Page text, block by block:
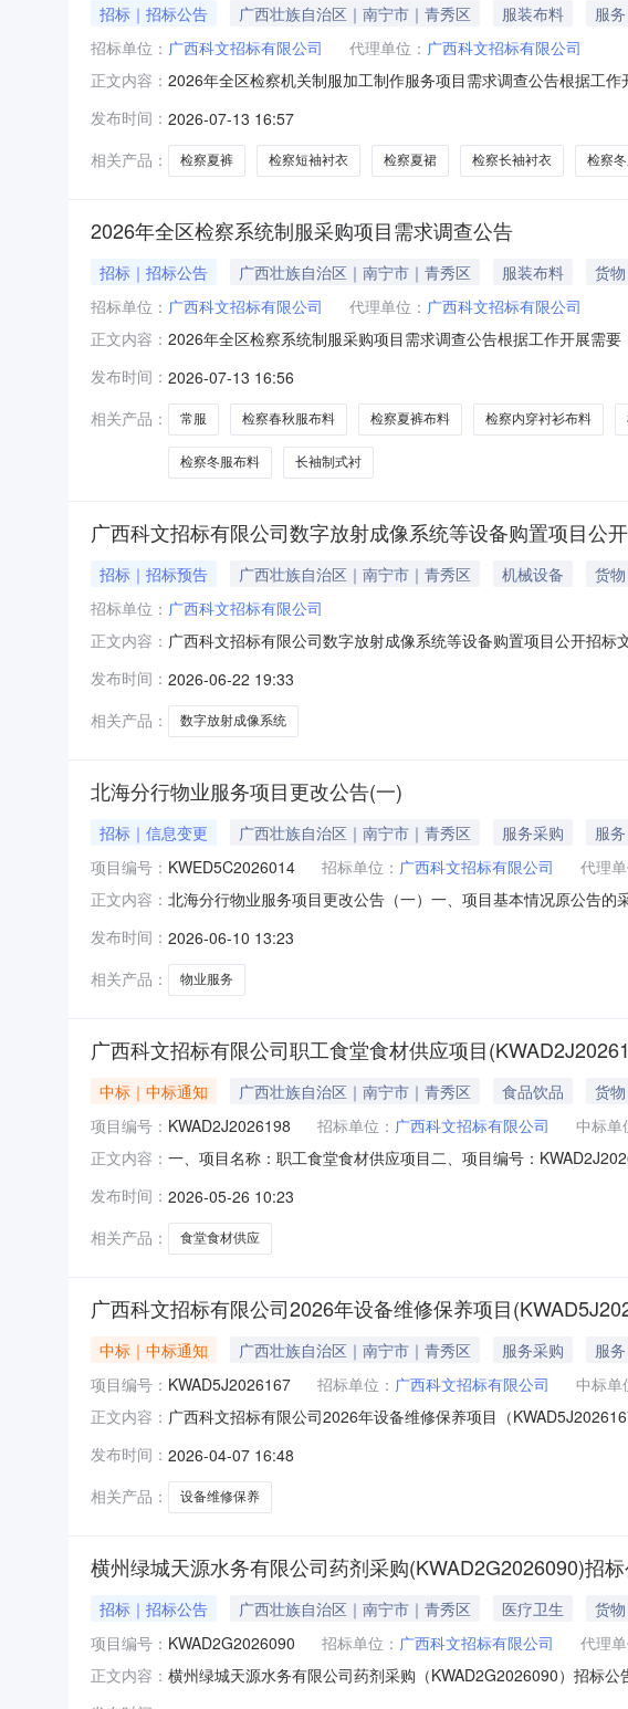
招标｜招标公告 广西壮族自治区｜南宁市｜青秀区 服装布料
服务
招标单位： 广西科文招标有限公司 代理单位： 广西科文招标有限公司
正文内容： 2026年全区检察机关制服加工制作服务项目需求调查公告根据工
察长袖衬衣（蓝）、检察长袖衬衣（白）、检察夏裤、检察夏裙等
（格式自拟）3、同类采购项目历史成交信息；
发布时间： 2026-07-13 16:57
相关产品：
检察夏裤 检察短袖衬衣 检察夏裙 检察长袖衬衣 检察
2026年全区检察系统制服采购项目需求调查公告
招标｜招标公告 广西壮族自治区｜南宁市｜青秀区 服装布料
货物
招标单位： 广西科文招标有限公司 代理单位： 广西科文招标有限公司
正文内容： 2026年全区检察系统制服采购项目需求调查公告根据工作开展需
（蓝）、检察夏服短袖衬衫布料（白）、检察内穿衬衫布料（蓝）
察男式皮鞋（套脚款）、检察女式皮鞋（系带款）
发布时间： 2026-07-13 16:56
相关产品：
常服 检察春秋服布料 检察夏裤布料 检察内穿衬衫布料
检察冬服布料 长袖制式衬
广西科文招标有限公司数字放射成像系统等设备购置项目公
招标｜招标预告 广西壮族自治区｜南宁市｜青秀区 机械设备
货物
招标单位： 广西科文招标有限公司
正文内容： 广西科文招标有限公司数字放射成像系统等设备购置项目公开招
若认为本项目招标文件上述内容存在唯一性（倾向性）或排他性
交意见函，请携带营业执照副本复印件（加
发布时间： 2026-06-22 19:33
相关产品：
数字放射成像系统
北海分行物业服务项目更改公告(一)
招标｜信息变更 广西壮族自治区｜南宁市｜青秀区 服务采购
服务
项目编号： KWED5C2026014 招标单位： 广西科文招标有限公司 代理单
正文内容： 北海分行物业服务项目更改公告（一）一、项目基本情况原公告
人、其他服务：其他服务人员参考配置人数7人”，现更改为“公务
其他事项其他内容不变
发布时间： 2026-06-10 13:23
相关产品：
物业服务
广西科文招标有限公司职工食堂食材供应项目
中标｜中标通知 广西壮族自治区｜南宁市｜青秀区 食品饮品
货物
项目编号： KWAD2J2026198 招标单位： 广西科文招标有限公司 中标单
正文内容： 一、项目名称：职工食堂食材供应项目二、项目编号：
（www.chinabidding.cn）、广西科文网（www.kwbid.com.cn）。
发布时间： 2026-05-26 10:23
相关产品：
食堂食材供应
广西科文招标有限公司2026年设备维修保养项目
中标｜中标通知 广西壮族自治区｜南宁市｜青秀区 服务采购 服务
项目编号： KWAD5J2026167 招标单位： 广西科文招标有限公司 中标单
正文内容： 广西科文招标有限公司2026年设备维修保养项目（
（￥165,000.00）七、采购项目联系人：梁日雁联系电话：0771-
发布时间： 2026-04-07 16:48
相关产品：
设备维修保养
横州绿城天源水务有限公司药剂采购(KWAD2G2026090)招
招标｜招标公告 广西壮族自治区｜南宁市｜青秀区 医疗卫生
货物
项目编号： KWAD2G2026090 招标单位： 广西科文招标有限公司 代理单
正文内容： 横州绿城天源水务有限公司药剂采购（KWAD2G2026090）招标